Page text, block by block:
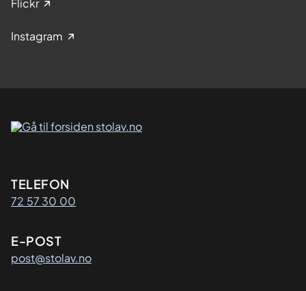
Instagram
Kontaktinformasjon
TELEFON
72 57 30 00
E-POST
post@stolav.no